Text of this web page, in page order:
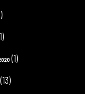
(1)
(13)